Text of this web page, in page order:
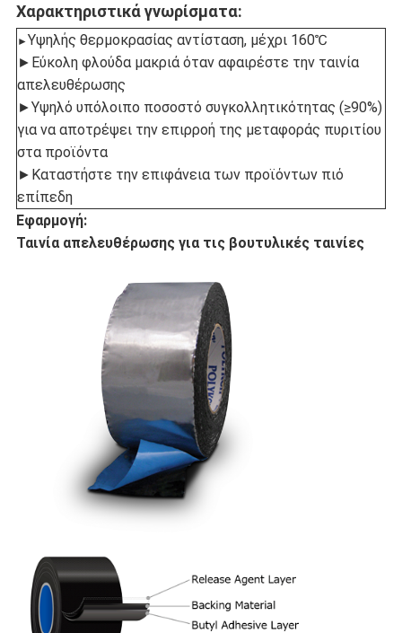
Χαρακτηριστικά γνωρίσματα:
►Υψηλής θερμοκρασίας αντίσταση, μέχρι 160℃
►Εύκολη φλούδα μακριά όταν αφαιρέστε την ταινία
απελευθέρωσης
►Υψηλό υπόλοιπο ποσοστό συγκολλητικότητας (≥90%)
για να αποτρέψει την επιρροή της μεταφοράς πυριτίου
στα προϊόντα
►Καταστήστε την επιφάνεια των προϊόντων πιό
επίπεδη
Εφαρμογή:
Ταινία απελευθέρωσης για τις βουτυλικές ταινίες